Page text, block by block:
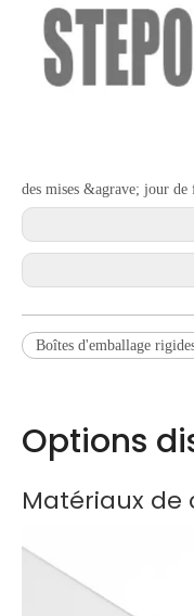
des mises &agrave; jour
Boîtes d'emballage
Options
Matériaux